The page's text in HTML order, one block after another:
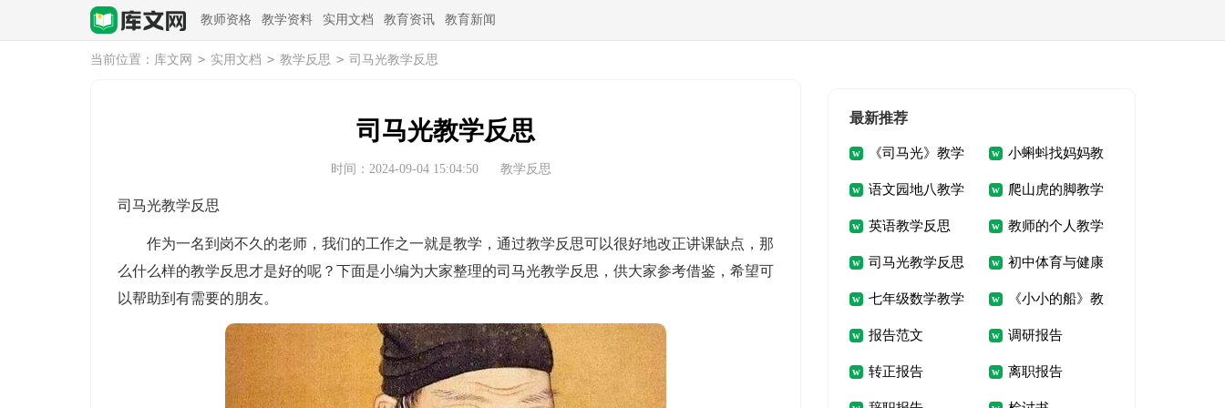
教师资格 教学资料 实用文档 教育资讯 教育新闻
当前位置： 库文网 > 实用文档 > 教学反思 > 司马光教学反思
司马光教学反思
时间：2024-09-04 15:04:50 教学反思
司马光教学反思
作为一名到岗不久的老师，我们的工作之一就是教学，通过教学反思可以很好地改正讲课缺点，那
么什么样的教学反思才是好的呢？下面是小编为大家整理的司马光教学反思，供大家参考借鉴，希望可
以帮助到有需要的朋友。
最新推荐
《司马光》教学
反思
小蝌蚪找妈妈教
学反思
语文园地八教学
反思
爬山虎的脚教学
反思
英语教学反思 教师的个人教学
反思
司马光教学反思 初中体育与健康
教学反思
七年级数学教学
反思
《小小的船》教
学反思
报告范文 调研报告
转正报告 离职报告